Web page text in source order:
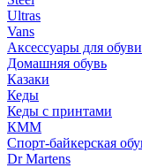
Ultras
Vans
Аксессуары для обуви
Домашняя обувь
Казаки
Кеды
Кеды с принтами
КММ
Спорт-байкерская
Dr Martens